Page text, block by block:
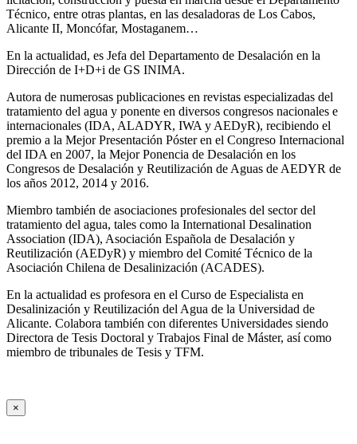
Técnico, entre otras plantas, en las desaladoras de Los Cabos,
Alicante II, Moncófar, Mostaganem…
En la actualidad, es Jefa del Departamento de Desalación en la
Dirección de I+D+i de GS INIMA.
Autora de numerosas publicaciones en revistas especializadas del
tratamiento del agua y ponente en diversos congresos nacionales e
internacionales (IDA, ALADYR, IWA y AEDyR), recibiendo el
premio a la Mejor Presentación Póster en el Congreso Internacional
del IDA en 2007, la Mejor Ponencia de Desalación en los
Congresos de Desalación y Reutilización de Aguas de AEDYR de
los años 2012, 2014 y 2016.
Miembro también de asociaciones profesionales del sector del
tratamiento del agua, tales como la International Desalination
Association (IDA), Asociación Española de Desalación y
Reutilización (AEDyR) y miembro del Comité Técnico de la
Asociación Chilena de Desalinización (ACADES).
En la actualidad es profesora en el Curso de Especialista en
Desalinización y Reutilización del Agua de la Universidad de
Alicante. Colabora también con diferentes Universidades siendo
Directora de Tesis Doctoral y Trabajos Final de Máster, así como
miembro de tribunales de Tesis y TFM.
×